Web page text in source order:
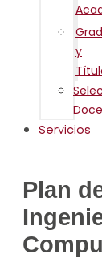
y
Servicios
Plan